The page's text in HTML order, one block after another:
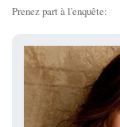
Prenez part à l'enquête: